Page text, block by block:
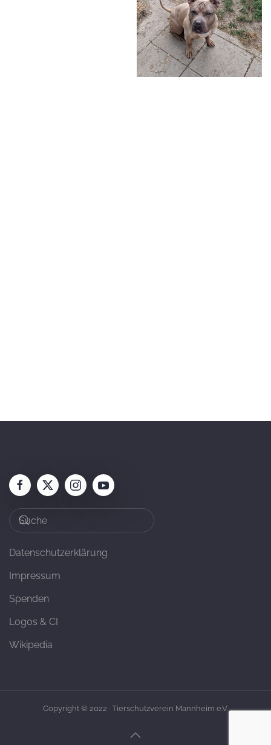
Datenschutzerklärung
Impressum
Spenden
Logos & CI
Wikipedia
Copyright © 2022 · Tierschutzverein Mannheim e.V.